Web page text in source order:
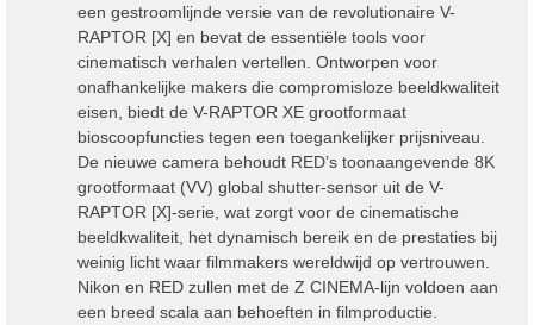
een gestroomlijnde versie van de revolutionaire V-
RAPTOR [X] en bevat de essentiële tools voor
cinematisch verhalen vertellen. Ontworpen voor
onafhankelijke makers die compromisloze beeldkwaliteit
eisen, biedt de V-RAPTOR XE grootformaat
bioscoopfuncties tegen een toegankelijker prijsniveau.
De nieuwe camera behoudt RED’s toonaangevende 8K
grootformaat (VV) global shutter-sensor uit de V-
RAPTOR [X]-serie, wat zorgt voor de cinematische
beeldkwaliteit, het dynamisch bereik en de prestaties bij
weinig licht waar filmmakers wereldwijd op vertrouwen.
Nikon en RED zullen met de Z CINEMA-lijn voldoen aan
een breed scala aan behoeften in filmproductie.